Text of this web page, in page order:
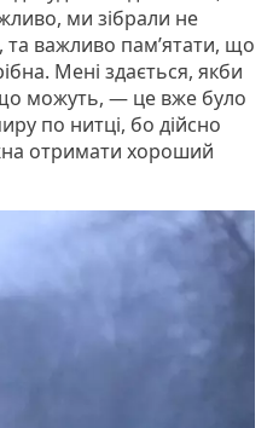
ми зібрали не
та важливо пам’ятати, що
Мені здається, якби
можуть, — це вже було
по нитці, бо дійсно
отримати хороший